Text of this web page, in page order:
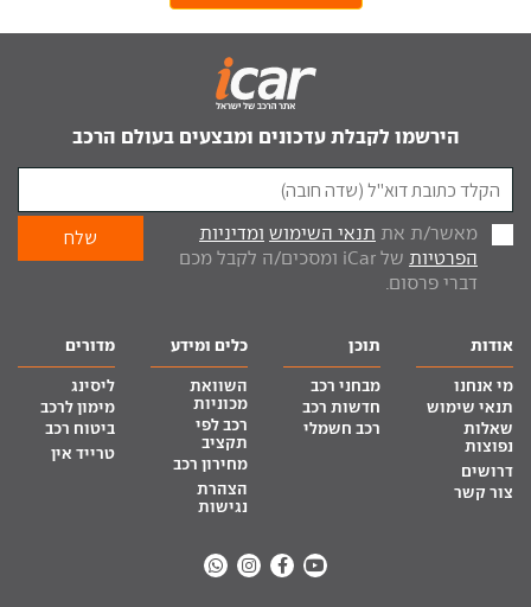
הירשמו לקבלת עדכונים ומבצעים בעולם הרכב
מאשר/ת את תנאי השימוש ומדיניות
הפרטיות
של iCar ומסכים/ה לקבל מכם
דברי פרסום.
אודות
מי אנחנו
תנאי שימוש
שאלות
נפוצות
דרושים
צור קשר
תוכן
מבחני רכב
חדשות רכב
רכב חשמלי
כלים ומידע
השוואת
מכוניות
רכב לפי
תקציב
מחירון רכב
הצהרת
נגישות
מדורים
ליסינג
מימון לרכב
ביטוח רכב
טרייד אין